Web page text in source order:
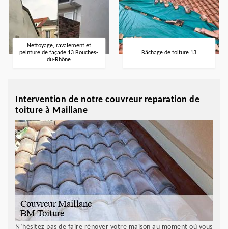
Nettoyage, ravalement et
peinture de façade 13 Bouches-
du-Rhône
Bâchage de toiture 13
Intervention de notre couvreur reparation de
toiture à Maillane
N’hésitez pas de faire rénover votre maison au moment où vous